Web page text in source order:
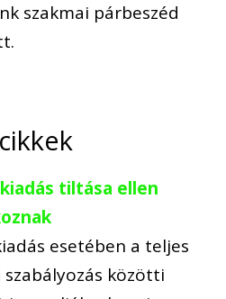
szakmai párbeszéd
tiltása ellen
esetében a teljes
közötti